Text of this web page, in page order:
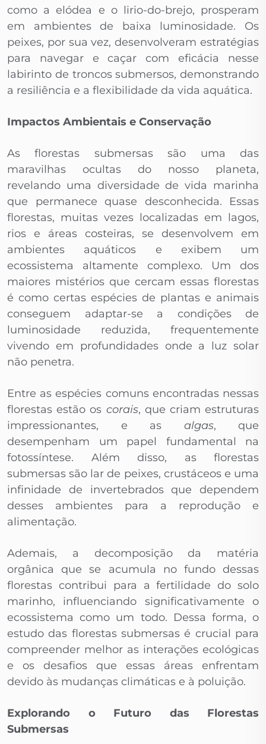
como a elódea e o lirio-do-brejo, prosperam
em ambientes de baixa luminosidade. Os
peixes, por sua vez, desenvolveram estratégias
para navegar e caçar com eficácia nesse
labirinto de troncos submersos, demonstrando
a resiliência e a flexibilidade da vida aquática.
Impactos Ambientais e Conservação
As florestas submersas são uma das
maravilhas ocultas do nosso planeta,
revelando uma diversidade de vida marinha
que permanece quase desconhecida. Essas
florestas, muitas vezes localizadas em lagos,
rios e áreas costeiras, se desenvolvem em
ambientes aquáticos e exibem um
ecossistema altamente complexo. Um dos
maiores mistérios que cercam essas florestas
é como certas espécies de plantas e animais
conseguem adaptar-se a condições de
luminosidade reduzida, frequentemente
vivendo em profundidades onde a luz solar
não penetra.
Entre as espécies comuns encontradas nessas
florestas estão os corais, que criam estruturas
impressionantes, e as algas, que
desempenham um papel fundamental na
fotossíntese. Além disso, as florestas
submersas são lar de peixes, crustáceos e uma
infinidade de invertebrados que dependem
desses ambientes para a reprodução e
alimentação.
Ademais, a decomposição da matéria
orgânica que se acumula no fundo dessas
florestas contribui para a fertilidade do solo
marinho, influenciando significativamente o
ecossistema como um todo. Dessa forma, o
estudo das florestas submersas é crucial para
compreender melhor as interações ecológicas
e os desafios que essas áreas enfrentam
devido às mudanças climáticas e à poluição.
Explorando o Futuro das Florestas
Submersas